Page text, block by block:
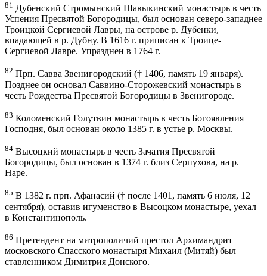
81 Дубенский Стромынский Шавыкинский монастырь в честь
Успения Пресвятой Богородицы, был основан северо-западнее
Троицкой Сергиевой Лавры, на острове р. Дубенки,
впадающей в р. Дубну. В 1616 г. приписан к Троице-
Сергиевой Лавре. Упразднен в 1764 г.
82 Прп. Савва Звенигородский († 1406, память 19 января).
Позднее он основал Саввино-Сторожевский монастырь в
честь Рождества Пресвятой Богородицы в Звенигороде.
83 Коломенский Голутвин монастырь в честь Богоявления
Господня, был основан около 1385 г. в устье р. Москвы.
84 Высоцкий монастырь в честь Зачатия Пресвятой
Богородицы, был основан в 1374 г. близ Серпухова, на р.
Наре.
85 В 1382 г. прп. Афанасий († после 1401, память 6 июля, 12
сентября), оставив игуменство в Высоцком монастыре, уехал
в Константинополь.
86 Претендент на митрополичий престол Архимандрит
московского Спасского монастыря Михаил (Митяй) был
ставленником Димитрия Донского.